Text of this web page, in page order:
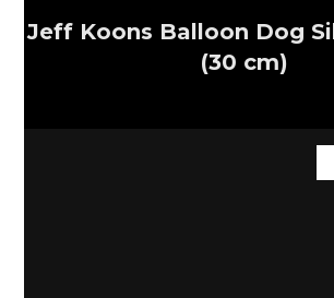
Jeff Koons Balloon Dog
(30 cm)